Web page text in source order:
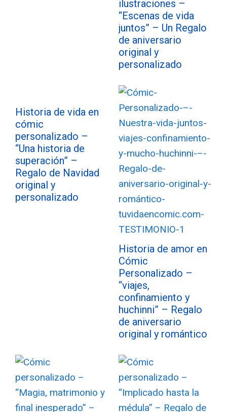
ilustraciones –
“Escenas de vida
juntos” – Un Regalo
de aniversario
original y
personalizado
Historia de vida en
cómic
personalizado –
“Una historia de
superación” –
Regalo de Navidad
original y
personalizado
Historia de amor en
Cómic
Personalizado –
“viajes,
confinamiento y
huchinni” – Regalo
de aniversario
original y romántico